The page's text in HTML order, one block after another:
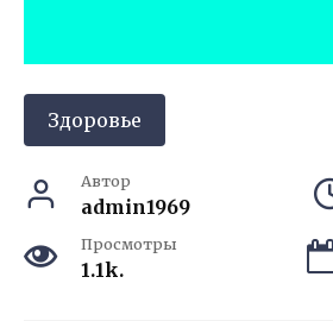
Здоровье
Автор
admin1969
Просмотры
1.1k.